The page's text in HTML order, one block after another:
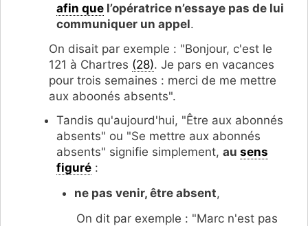
afin que l’opératrice n’essaye pas de lui
communiquer un appel.
On disait par exemple : "Bonjour, c'est le
121 à Chartres (28). Je pars en vacances
pour trois semaines : merci de me mettre
aux aboonés absents".
Tandis qu'aujourd'hui, "Être aux abonnés
absents" ou "Se mettre aux abonnés
absents" signifie simplement, au sens
figuré :
ne pas venir, être absent,
On dit par exemple : "Marc n'est pas